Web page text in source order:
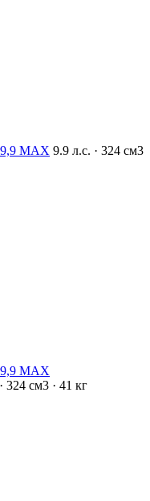
MAX 9.9 л.с. · 324 см3
MAX
324 см3 · 41 кг